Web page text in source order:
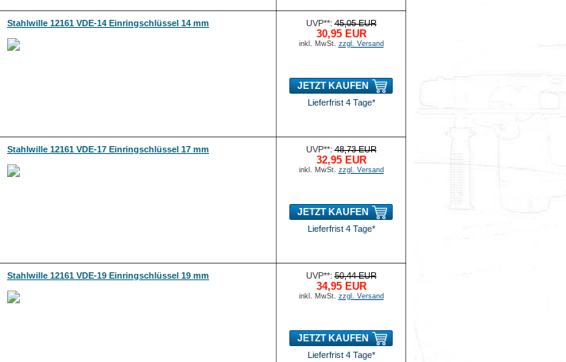
Stahlwille 12161 VDE-14 Einringschlüssel 14 mm UVP**:45,05 EUR
30,95 EUR
inkl. MwSt. zzgl. Versand
JETZT KAUFEN
Lieferfrist 4 Tage*
Stahlwille 12161 VDE-17 Einringschlüssel 17 mm UVP**:48,73 EUR
32,95 EUR
inkl. MwSt. zzgl. Versand
JETZT KAUFEN
Lieferfrist 4 Tage*
Stahlwille 12161 VDE-19 Einringschlüssel 19 mm UVP**:50,44 EUR
34,95 EUR
inkl. MwSt. zzgl. Versand
JETZT KAUFEN
Lieferfrist 4 Tage*